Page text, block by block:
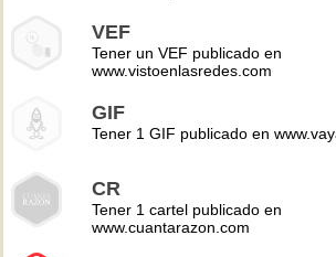
VEF
Tener un VEF publicado en
www.vistoenlasredes.com
GIF
Tener 1 GIF publicado en
CR
Tener 1 cartel publicado en
www.cuantarazon.com